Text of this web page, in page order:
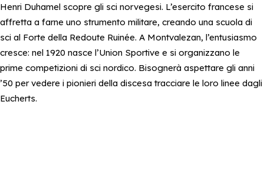
Henri Duhamel scopre gli sci norvegesi. L’esercito francese si
affretta a farne uno strumento militare, creando una scuola di
sci al Forte della Redoute Ruinée. A Montvalezan, l’entusiasmo
cresce: nel 1920 nasce l’Union Sportive e si organizzano le
prime competizioni di sci nordico. Bisognerà aspettare gli anni
’50 per vedere i pionieri della discesa tracciare le loro linee dagli
Eucherts.